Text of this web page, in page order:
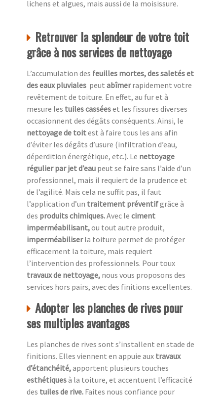
lichens et algues, mais aussi de la moisissure.
Retrouver la splendeur de votre toit
grâce à nos services de nettoyage
L’accumulation des feuilles mortes, des saletés et
des eaux pluviales peut abîmerrapidement votre
revêtement de toiture. En effet, au fur et à
mesure les tuiles casséeset les fissures diverses
occasionnent des dégâts conséquents. Ainsi, le
nettoyage de toitest à faire tous les ans afin
d’éviter les dégâts d’usure (infiltration d’eau,
déperdition énergétique, etc.). Le nettoyage
régulier par jet d’eau peut se faire sans l’aide d’un
professionnel, mais il requiert de la prudence et
de l’agilité. Mais cela ne suffit pas, il faut
l’application d’un traitement préventifgrâce à
des produits chimiques.Avec le ciment
imperméabilisant,ou tout autre produit,
imperméabiliserla toiture permet de protéger
efficacement la toiture, mais requiert
l’intervention des professionnels. Pour toux
travaux de nettoyage, nous vous proposons des
services hors pairs, avec des finitions excellentes.
Adopter les planches de rives pour
ses multiples avantages
Les planches de rives sont s’installent en stade de
finitions. Elles viennent en appuie aux travaux
d’étanchéité,apportent plusieurs touches
esthétiquesà la toiture, et accentuent l’efficacité
des tuiles de rive. Faites nous confiance pour